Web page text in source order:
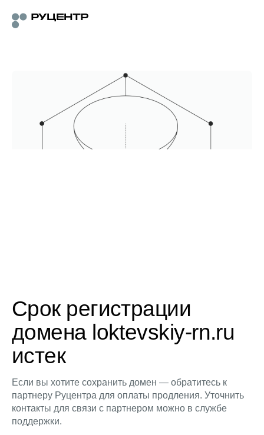
Срок регистрации
домена loktevskiy-rn.ru
истек
Если вы хотите сохранить домен — обратитесь к
партнеру Руцентра для оплаты продления. Уточнить
контакты для связи с партнером можно в службе
поддержки.